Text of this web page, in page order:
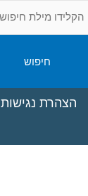
באתר
הצהרת נגישות